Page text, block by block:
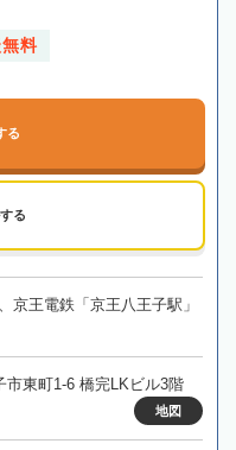
料
る
る
京王電鉄「京王八王子駅」
市東町1-6 橋完LKビル3階
地図